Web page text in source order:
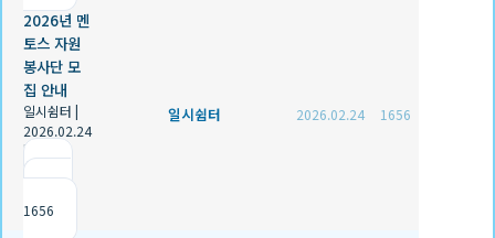
2026년 멘
토스 자원
봉사단 모
집 안내
일시쉼터 |
2026.02.24
|
1656
일시쉼터 2026.02.24 1656